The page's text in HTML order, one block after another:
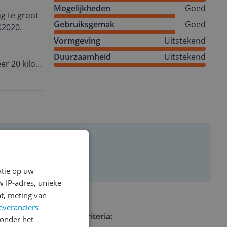
20 kilo
dat
mooi.
te groot
Mogelijkheden
Goed
Gebruiksgemak
Goed
Vormgeving
Uitstekend
Duurzaamheid
Uitstekend
Review criteria:
op uw
IP-adres, unieke
meting van
het